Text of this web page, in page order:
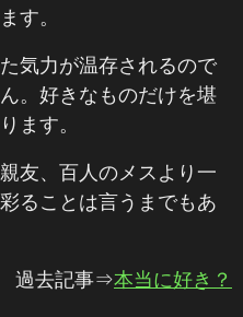
す。
気力が温存されるので
。好きなものだけを堪
ます。
友、百人のメスより一
ることは言うまでもあ
過去記事⇒本当に好き？